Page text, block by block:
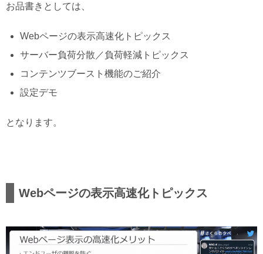
お品書きとしては、
Webページの表示高速化トピックス
サーバー負荷分散／負荷軽減トピックス
コンテンツブースト機能のご紹介
設定デモ
となります。
Webページの表示高速化トピックス